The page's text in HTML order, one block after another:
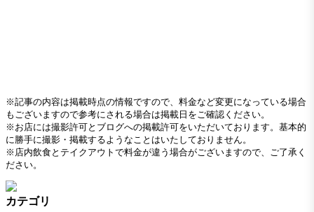
※記事の内容は掲載時点の情報ですので、料金など変更になっている場合
もございますので参考にされる場合は掲載日をご確認ください。
※お店には撮影許可とブログへの掲載許可をいただいております。基本的
に勝手に撮影・掲載するようなことはいたしておりません。
※店内飲食とテイクアウトで料金が違う場合がございますので、ご了承く
ださい。
カテゴリ